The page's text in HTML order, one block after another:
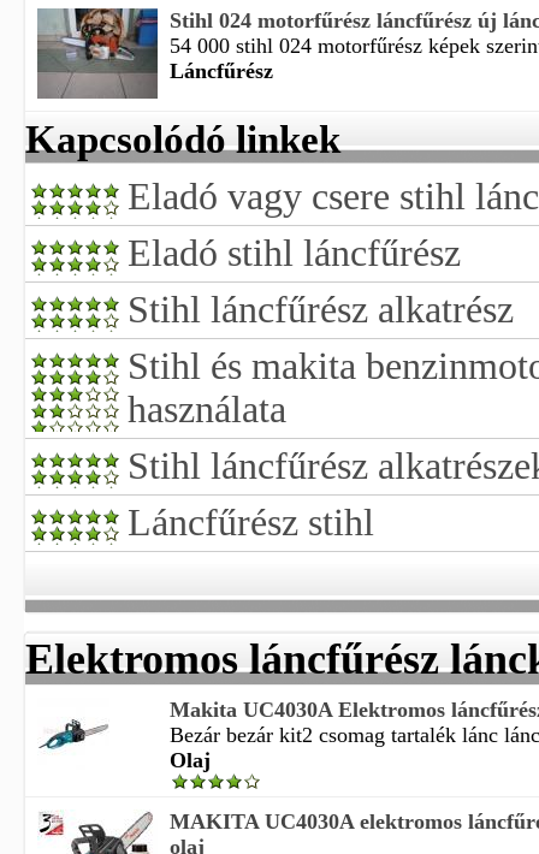
Stihl 024 motorfűrész láncfűrész új
54 000 stihl 024 motorfűrész képek
Láncfűrész
Kapcsolódó linkek
Eladó vagy csere stihl
Eladó stihl láncfűrész
Stihl láncfűrész alkatrész
Stihl és makita
használata
Stihl láncfűrész
Láncfűrész stihl
Elektromos láncfűrész
Makita UC4030A Elektromos
Bezár bezár kit2 csomag tartalék lánc
Olaj
MAKITA UC4030A elektromos
olaj